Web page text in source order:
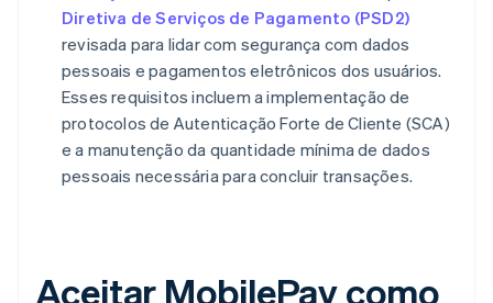
Diretiva de Serviços de Pagamento (PSD2)
revisada para lidar com segurança com dados
pessoais e pagamentos eletrônicos dos usuários.
Esses requisitos incluem a implementação de
protocolos de Autenticação Forte de Cliente (SCA)
e a manutenção da quantidade mínima de dados
pessoais necessária para concluir transações.
Aceitar MobilePay como